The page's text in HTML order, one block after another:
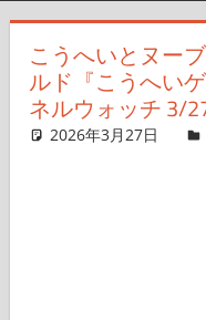
へ
こうへいとヌー
ルド『こうへい
ネルウォッチ 3/
2026年3月27日